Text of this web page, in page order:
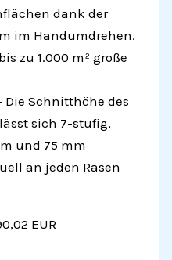
dank der
im Handumdrehen.
zu 1.000 m² große
Schnitthöhe des
sich 7-stufig,
und 75 mm
an jeden Rasen
EUR